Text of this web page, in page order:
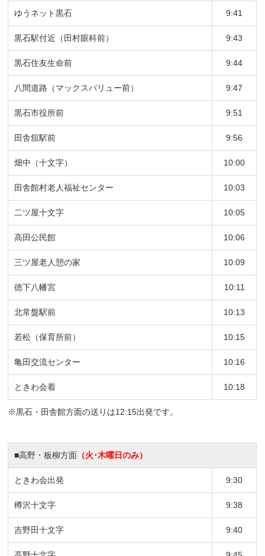
ゆうネット黒石 9:41
黒石駅付近（田村眼科前） 9:43
黒石住友生命前 9:44
八間道路（マックスバリュー前） 9:47
黒石市役所前 9:51
田舎舘駅前 9:56
畑中（十文字） 10:00
田舎館村老人福祉センター 10:03
二ツ屋十文字 10:05
高田公民館 10:06
三ツ屋老人憩の家 10:09
徳下八幡宮 10:11
北常盤駅前 10:13
若松（保育所前） 10:15
亀田交流センター 10:16
ときわ会着 10:18
※黒石・田舎館方面の送りは12:15出発です。
■高野・板柳方面 （火･木曜日のみ）
ときわ会出発 9:30
樽沢十文字 9:38
吉野田十文字 9:40